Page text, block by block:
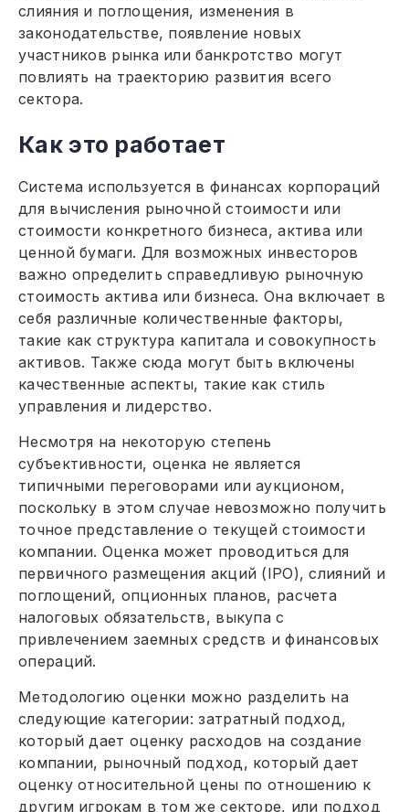
слияния и поглощения, изменения в
законодательстве, появление новых
участников рынка или банкротство могут
повлиять на траекторию развития всего
сектора.
Как это работает
Система используется в финансах корпораций
для вычисления рыночной стоимости или
стоимости конкретного бизнеса, актива или
ценной бумаги. Для возможных инвесторов
важно определить справедливую рыночную
стоимость актива или бизнеса. Она включает в
себя различные количественные факторы,
такие как структура капитала и совокупность
активов. Также сюда могут быть включены
качественные аспекты, такие как стиль
управления и лидерство.
Несмотря на некоторую степень
субъективности, оценка не является
типичными переговорами или аукционом,
поскольку в этом случае невозможно получить
точное представление о текущей стоимости
компании. Оценка может проводиться для
первичного размещения акций (IPO), слияний и
поглощений, опционных планов, расчета
налоговых обязательств, выкупа с
привлечением заемных средств и финансовых
операций.
Методологию оценки можно разделить на
следующие категории: затратный подход,
который дает оценку расходов на создание
компании, рыночный подход, который дает
оценку относительной цены по отношению к
другим игрокам в том же секторе, или подход